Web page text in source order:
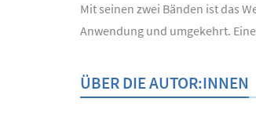
Mit seinen zwei Bänden ist das
Anwendung und umgekehrt.
ÜBER DIE AUTOR:INNEN